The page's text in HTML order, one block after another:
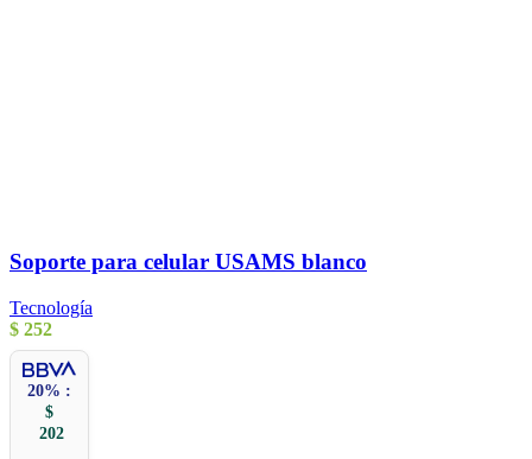
Soporte para celular USAMS blanco
Tecnología
$ 252
20% :
$
202